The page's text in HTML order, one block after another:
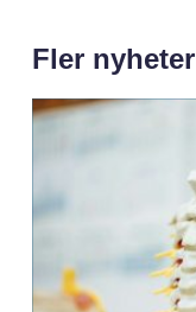
Fler nyheter